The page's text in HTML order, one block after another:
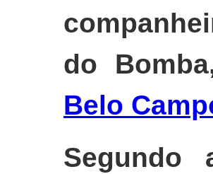
do
Belo
Segundo